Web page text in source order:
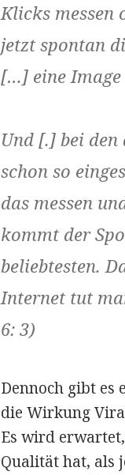
Klicks messen
jetzt spontan
[…] eine Image
Und [.] bei
schon so
das messen
kommt der
beliebtesten.
Internet tut
6: 3)
Dennoch gibt es
die Wirkung
Es wird
Qualität hat, als